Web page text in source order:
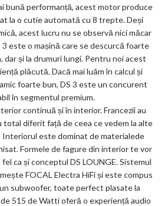
bună performanță, acest motor produce
la o cutie automată cu 8 trepte. Deși
acest lucru nu se observă nici măcar
3 este o mașină care se descurcă foarte
dar și la drumuri lungi. Pentru noi acest
plăcută. Dacă mai luăm în calcul și
foarte bun, DS 3 este un concurent
în segmentul premium.
continuă și în interior. Francezii au
diferit față de ceea ce vedem la alte
Interiorul este dominat de materialede
Formele de fagure din interior te vor
ca și conceptul DS LOUNGE. Sistemul
FOCAL Electra HiFi și este compus
subwoofer, toate perfect plasate la
515 de Watti oferă o experiență audio